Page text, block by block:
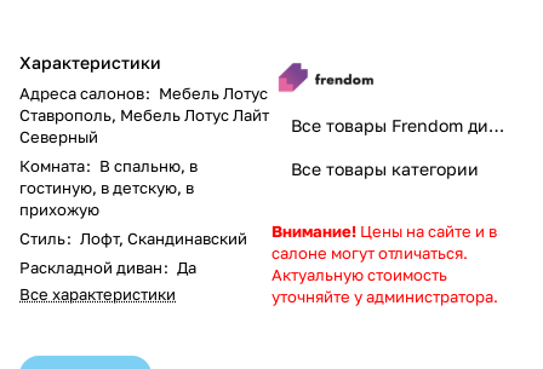
Характеристики
Адреса салонов: Мебель Лотус
Ставрополь, Мебель Лотус Лайт
Северный
Комната: В спальню, в
гостиную, в детскую, в
прихожую
Стиль: Лофт, Скандинавский
Раскладной диван: Да
Все характеристики
Все товары Frendom диваны. Добро пожаловать домой
Все товары категории
Внимание! Цены на сайте и в
салоне могут отличаться.
Актуальную стоимость
уточняйте у администратора.